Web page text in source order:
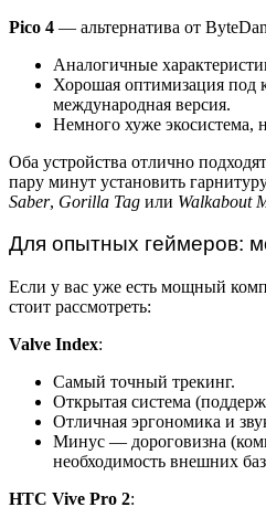
Pico 4 — альтернатива от
Аналогичные
Хорошая оптимизация под
международная версия.
Немного хуже экосистема,
Оба устройства отлично
пару минут установить
Saber, Gorilla Tag или Walkabout
Для опытных геймеров:
Если у вас уже есть мощный
стоит рассмотреть:
Valve Index:
Самый точный трекинг.
Открытая система
Отличная эргономика и
Минус — дороговизна
необходимость внешних
HTC Vive Pro 2: